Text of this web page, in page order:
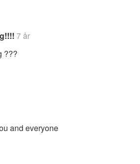
7 år
???
and everyone